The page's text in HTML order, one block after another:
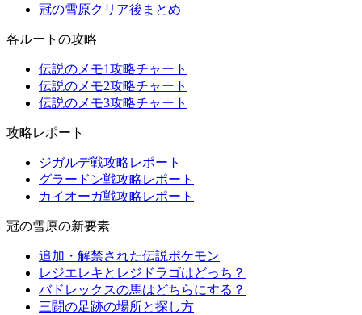
冠の雪原クリア後まとめ
各ルートの攻略
伝説のメモ1攻略チャート
伝説のメモ2攻略チャート
伝説のメモ3攻略チャート
攻略レポート
ジガルデ戦攻略レポート
グラードン戦攻略レポート
カイオーガ戦攻略レポート
冠の雪原の新要素
追加・解禁された伝説ポケモン
レジエレキとレジドラゴはどっち？
バドレックスの馬はどちらにする？
三闘の足跡の場所と探し方